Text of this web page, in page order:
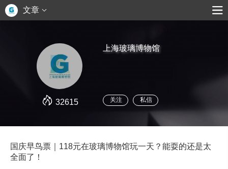
文章
32615
上海玻璃博物馆
关注 私信
国庆早鸟票｜118元在玻璃博物馆玩一天？能耍的还是太
全面了！